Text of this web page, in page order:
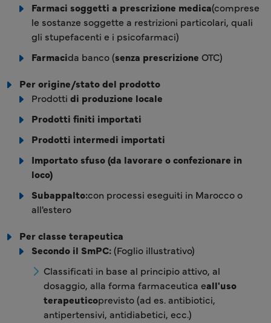
Farmaci soggetti a prescrizione medica(comprese
le sostanze soggette a restrizioni particolari, quali
gli stupefacenti e i psicofarmaci)
Farmacida banco (senza prescrizione OTC)
Per origine/stato del prodotto
Prodotti di produzione locale
Prodotti finiti importati
Prodotti intermedi importati
Importato sfuso (da lavorare o confezionare in
loco)
Subappalto:con processi eseguiti in Marocco o
all'estero
Per classe terapeutica
Secondo il SmPC:(Foglio illustrativo)
Classificati in base al principio attivo, al
dosaggio, alla forma farmaceutica eall'uso
terapeuticoprevisto (ad es. antibiotici,
antipertensivi, antidiabetici, ecc.)